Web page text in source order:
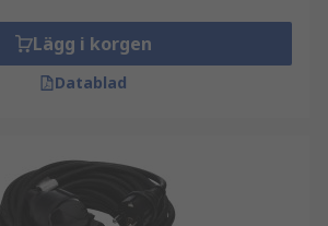
Lägg i korgen
Datablad